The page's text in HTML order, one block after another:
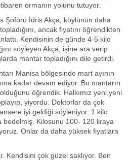
ormanın yolunu tutuyor.
Şoförü İdris Akça, köylünün daha
ancak fiyatını öğrendikten
Kendisinin de günde 4-5 kilo
söyleyen Akça, işine ara verip
mantar topladığını dile getirdi.
Manisa bölgesinde mart ayının
kadar devam ediyor. Bu mantarın
öğrendik. Halkımız yeni yeni
yiyordu. Doktorlar da çok
iyi geldiği söyleniyor. 1 kilo
Kilosunu 100- 120 liraya
Onlar da daha yüksek fiyatlara
Kendisini çok güzel saklıyor. Ben